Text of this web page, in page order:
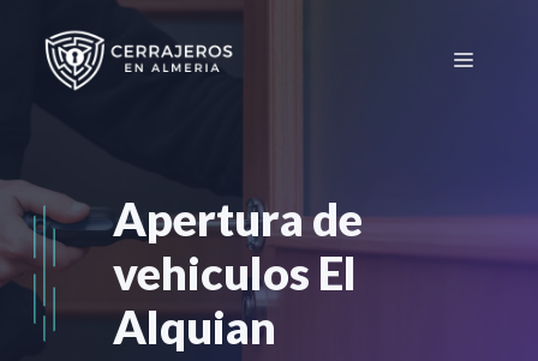
contenido
Menú
Apertura de
vehiculos El
Alquian